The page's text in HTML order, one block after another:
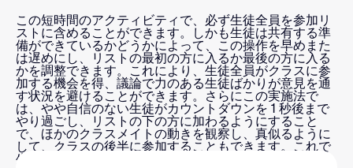
この短時間のアクティビティで、必ず生徒全員を参加リ
ストに含めることができます。しかも生徒は共有する準
備ができているかどうかによって、この操作を早めまた
は遅めにし、リストの最初の方に入るか最後の方に入る
かを調整できます。これにより、生徒全員がクラスに参
加する機会を得、議論で力のある生徒ばかりが意見を通
す状況を避けることができます。さらにこの実施法で
は、やや自信のない生徒がカウントダウンを 1 秒後まで
やり過ごし、リストの下の方に加わるようにすること
で、ほかのクラスメイトの動きを観察し、真似るように
して、クラスの後半に参加することもできます。これで
生徒は安心感が募り、心もとなさが薄れます。そして落